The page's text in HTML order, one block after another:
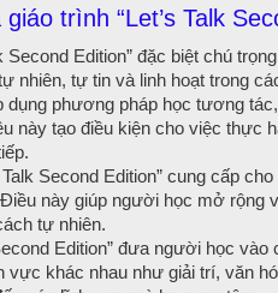
trình “Let’s Talk
Second Edition” đặc biệt chú
nhiên, tự tin và linh hoạt trong
dụng phương pháp học tương
này tạo điều kiện cho việc thực
Talk Second Edition” cung cấp
này giúp người học mở rộng
tự nhiên.
Edition” đưa người học
vực khác nhau như giải trí, văn